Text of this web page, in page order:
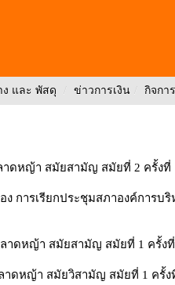
และ พัสดุ / ข่าวการเงิน / กิจกา
ดหญ้า สมัยสามัญ สมัยที่ 2 ครั้งที่
ง การเรียกประชุมสภาองค์การ
าดหญ้า สมัยสามัญ สมัยที่ 1 ครั้งที่
าดหญ้า สมัยวิสามัญ สมัยที่ 1 ครั้ง